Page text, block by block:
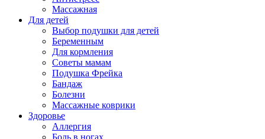
Массажная
Для детей
Выбор подушки для детей
Беременным
Для кормления
Советы мамам
Подушка Фрейка
Бандаж
Болезни
Массажные коврики
Здоровье
Аллергия
Боль в ногах